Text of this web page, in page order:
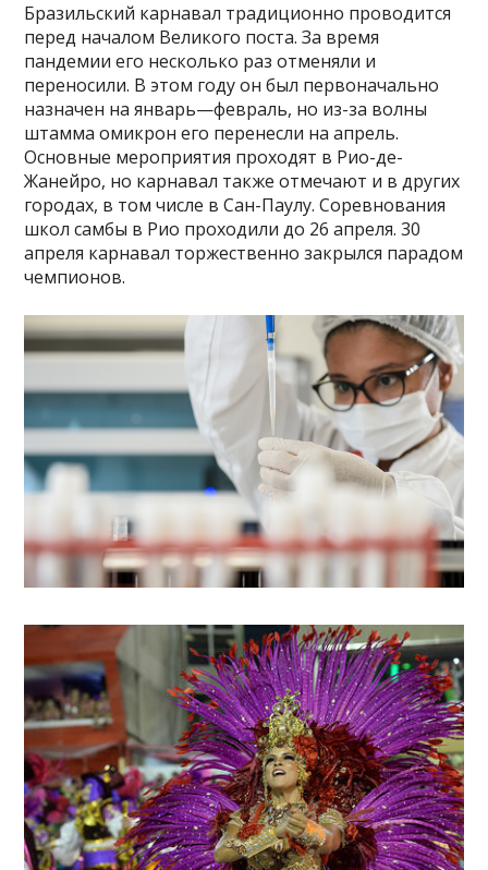
Бразильский карнавал традиционно проводится
перед началом Великого поста. За время
пандемии его несколько раз отменяли и
переносили. В этом году он был первоначально
назначен на январь—февраль, но из-за волны
штамма омикрон его перенесли на апрель.
Основные мероприятия проходят в Рио-де-
Жанейро, но карнавал также отмечают и в других
городах, в том числе в Сан-Паулу. Соревнования
школ самбы в Рио проходили до 26 апреля. 30
апреля карнавал торжественно закрылся парадом
чемпионов.